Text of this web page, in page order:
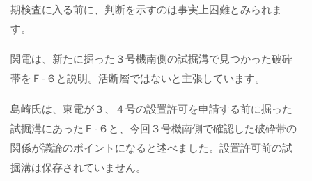
期検査に入る前に、判断を示すのは事実上困難とみられま
す。
関電は、新たに掘った３号機南側の試掘溝で見つかった破砕
帯をＦ-６と説明。活断層ではないと主張しています。
島崎氏は、東電が３、４号の設置許可を申請する前に掘った
試掘溝にあったＦ-６と、今回３号機南側で確認した破砕帯の
関係が議論のポイントになると述べました。設置許可前の試
掘溝は保存されていません。